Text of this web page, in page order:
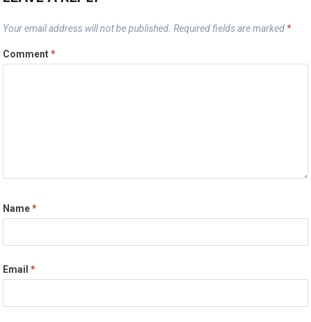
Your email address will not be published. Required fields are marked *
Comment*
Name*
Email*